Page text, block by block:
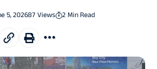
5, 202687 Views 2 Min Read